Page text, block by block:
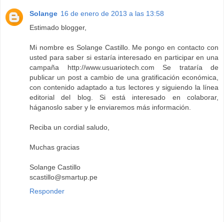
Solange 16 de enero de 2013 a las 13:58
Estimado blogger,
Mi nombre es Solange Castillo. Me pongo en contacto con
usted para saber si estaría interesado en participar en una
campaña http://www.usuariotech.com Se trataría de
publicar un post a cambio de una gratificación económica,
con contenido adaptado a tus lectores y siguiendo la línea
editorial del blog. Si está interesado en colaborar,
háganoslo saber y le enviaremos más información.
Reciba un cordial saludo,
Muchas gracias
Solange Castillo
scastillo@smartup.pe
Responder